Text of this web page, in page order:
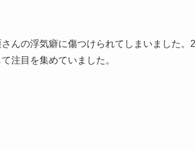
んの浮気癖に傷つけられてしまいました。2
注目を集めていました。